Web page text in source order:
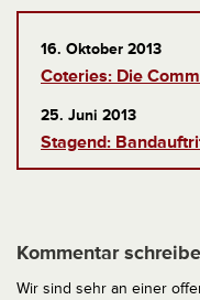
16. Oktober 2013
Coteries: Die
25. Juni 2013
Stagend:
Kommentar
Wir sind sehr an einer